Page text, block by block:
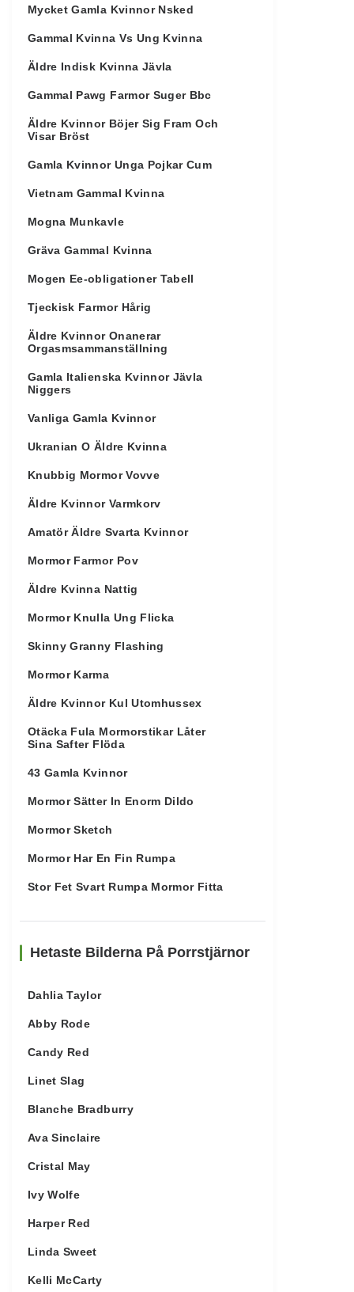
Mycket Gamla Kvinnor Nsked
Gammal Kvinna Vs Ung Kvinna
Äldre Indisk Kvinna Jävla
Gammal Pawg Farmor Suger Bbc
Äldre Kvinnor Böjer Sig Fram Och
Visar Bröst
Gamla Kvinnor Unga Pojkar Cum
Vietnam Gammal Kvinna
Mogna Munkavle
Gräva Gammal Kvinna
Mogen Ee-obligationer Tabell
Tjeckisk Farmor Hårig
Äldre Kvinnor Onanerar
Orgasmsammanställning
Gamla Italienska Kvinnor Jävla
Niggers
Vanliga Gamla Kvinnor
Ukranian O Äldre Kvinna
Knubbig Mormor Vovve
Äldre Kvinnor Varmkorv
Amatör Äldre Svarta Kvinnor
Mormor Farmor Pov
Äldre Kvinna Nattig
Mormor Knulla Ung Flicka
Skinny Granny Flashing
Mormor Karma
Äldre Kvinnor Kul Utomhussex
Otäcka Fula Mormorstikar Låter
Sina Safter Flöda
43 Gamla Kvinnor
Mormor Sätter In Enorm Dildo
Mormor Sketch
Mormor Har En Fin Rumpa
Stor Fet Svart Rumpa Mormor Fitta
Hetaste Bilderna På Porrstjärnor
Dahlia Taylor
Abby Rode
Candy Red
Linet Slag
Blanche Bradburry
Ava Sinclaire
Cristal May
Ivy Wolfe
Harper Red
Linda Sweet
Kelli McCarty